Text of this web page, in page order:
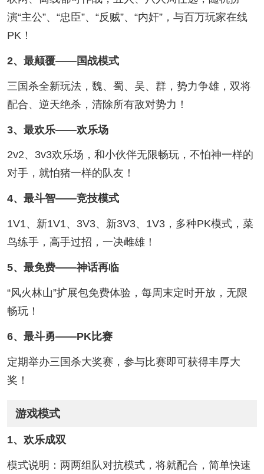
演“主公”、“忠臣”、“反贼”、“内奸”，与百万玩家在线
PK！
2、最颠覆——国战模式
三国杀全新玩法，魏、蜀、吴、群，势力争雄，双将
配合、逆天绝杀，清除所有敌对势力！
3、最欢乐——欢乐场
2v2、3v3欢乐场，和小伙伴无限畅玩，不怕神一样的
对手，就怕猪一样的队友！
4、最斗智——竞技模式
1V1、新1V1、3V3、新3V3、1V3，多种PK模式，菜
鸟练手，高手过招，一决雌雄！
5、最免费——神话再临
“风火林山”扩展包免费体验，每周末定时开放，无限
畅玩！
6、最斗勇——PK比赛
定期举办三国杀大奖赛，参与比赛即可获得丰厚大
奖！
游戏模式
1、欢乐成双
模式说明：两两组队对抗模式，将就配合，简单快速